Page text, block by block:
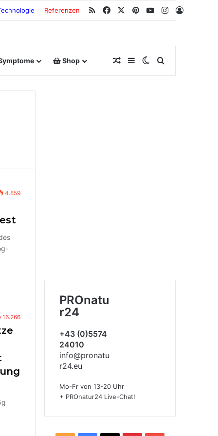
Referenzen RSS FacebookPinterestYouTubeInstagram
Shop Zufallsbeitrag
SidebarSwitch skin
Suche nach
4.859
16.266
PROnatu
r24
+43 (0)5574
24010
info@pronatu
r24.eu
Mo-Fr von 13-20 Uhr
+ PROnatur24 Live-Chat!